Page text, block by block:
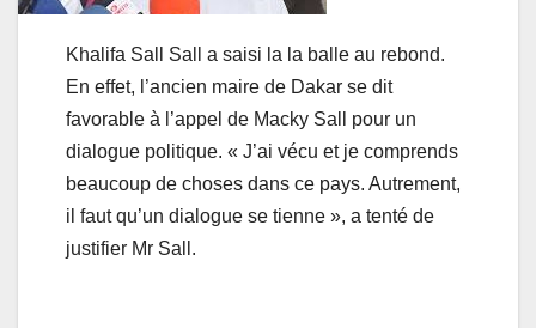
Khalifa Sall Sall a saisi la la balle au rebond.
En effet, l’ancien maire de Dakar se dit
favorable à l’appel de Macky Sall pour un
dialogue politique. « J’ai vécu et je comprends
beaucoup de choses dans ce pays. Autrement,
il faut qu’un dialogue se tienne », a tenté de
justifier Mr Sall.